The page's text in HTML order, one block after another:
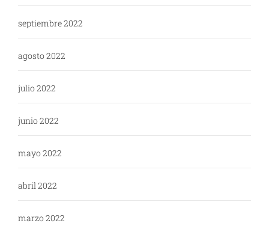
septiembre 2022
agosto 2022
julio 2022
junio 2022
mayo 2022
abril 2022
marzo 2022